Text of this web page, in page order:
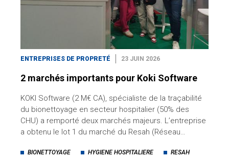
ENTREPRISES DE PROPRETÉ 23 JUIN 2026
2 marchés importants pour Koki Software
KOKI Software (2 M€ CA), spécialiste de la traçabilité
du bionettoyage en secteur hospitalier (50% des
CHU) a remporté deux marchés majeurs. L’entreprise
a obtenu le lot 1 du marché du Resah (Réseau…
BIONETTOYAGE HYGIENE HOSPITALIERE RESAH